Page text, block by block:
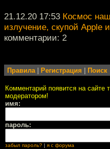
21.12.20 17:53 Космос
излучение, скупой Apple
комментарии: 2
Правила| Регистрация Поиск
Комментарий появится на сайте
модератором!
имя:
пароль:
забыл пароль? | я с форума